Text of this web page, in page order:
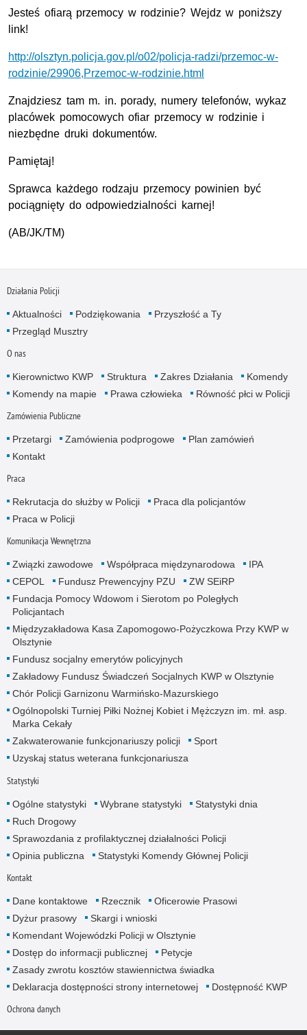
Jesteś ofiarą przemocy w rodzinie? Wejdz w poniższy
link!
http://olsztyn.policja.gov.pl/o02/policja-radzi/przemoc-w-
rodzinie/29906,Przemoc-w-rodzinie.html
Znajdziesz tam m. in. porady, numery telefonów, wykaz
placówek pomocowych ofiar przemocy w rodzinie i
niezbędne druki dokumentów.
Pamiętaj!
Sprawca każdego rodzaju przemocy powinien być
pociągnięty do odpowiedzialności karnej!
(AB/JK/TM)
Działania Policji
Aktualności Podziękowania
Przyszłość a Ty
Przegląd Musztry
O nas
Kierownictwo KWP Struktura Zakres Działania
Komendy
Komendy na mapie
Prawa człowieka Równość płci w Policji
Zamówienia Publiczne
Przetargi Zamówienia podprogowe
Plan zamówień
Kontakt
Praca
Rekrutacja do służby w Policji
Praca dla policjantów
Praca w Policji
Komunikacja Wewnętrzna
Związki zawodowe Współpraca międzynarodowa
IPA
CEPOL
Fundusz Prewencyjny PZU
ZW SEiRP
Fundacja Pomocy Wdowom i Sierotom po Poległych
Policjantach
Międzyzakładowa Kasa Zapomogowo-Pożyczkowa Przy KWP w
Olsztynie
Fundusz socjalny emerytów policyjnych
Zakładowy Fundusz Świadczeń Socjalnych KWP w Olsztynie
Chór Policji Garnizonu Warmińsko-Mazurskiego
Ogólnopolski Turniej Piłki Nożnej Kobiet i Mężczyzn im. mł. asp.
Marka Cekały
Zakwaterowanie funkcjonariuszy policji
Sport
Uzyskaj status weterana funkcjonariusza
Statystyki
Ogólne statystyki Wybrane statystyki
Statystyki dnia
Ruch Drogowy
Sprawozdania z profilaktycznej działalności Policji
Opinia publiczna
Statystyki Komendy Głównej Policji
Kontakt
Dane kontaktowe Rzecznik
Oficerowie Prasowi
Dyżur prasowy
Skargi i wnioski
Komendant Wojewódzki Policji w Olsztynie
Dostęp do informacji publicznej
Petycje
Zasady zwrotu kosztów stawiennictwa świadka
Deklaracja dostępności strony internetowej
Dostępność KWP
Ochrona danych